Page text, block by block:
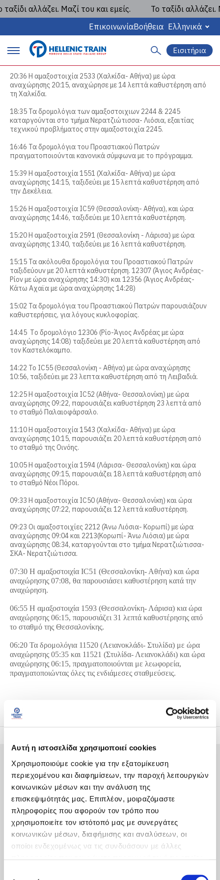
Αυτή η ιστοσελίδα χρησιμοποιεί cookies
Χρησιμοποιούμε cookie για την εξατομίκευση
περιεχομένου και διαφημίσεων, την παροχή λειτουργιών
κοινωνικών μέσων και την ανάλυση της
επισκεψιμότητάς μας. Επιπλέον, μοιραζόμαστε
πληροφορίες που αφορούν τον τρόπο που
χρησιμοποιείτε τον ιστότοπό μας με συνεργάτες
κοινωνικών μέσων, διαφήμισης και αναλύσεων, οι
οποίοι ενδεχομένως να τις συνδυάσουν με άλλες
αλλάζει. Μαζί του και εμείς.
Το ταξίδι αλλάζει.
ΕπικοινωνίαΒοήθεια Ελληνικά
P
r
m
r
y
a
i
n
m
e
n
u
Α
ν
α
ζ
η
σ
η
Εισιτήρια
Κατάσταση Κυκλοφορίας
22/2/2023 - ΚΑΘΥΣΤΕΡΗΣΕΙΣ /
ΤΡΟΠΟΠΟΙΗΣΕΙΣ ΔΡΟΜΟΛΟΓΙΩΝ -
ΣΥΝΕΧΗΣ ΕΝΗΜΕΡΩΣΗ
20:36 Η αμαξοστοιχία 2533 (Χαλκίδα- Αθήνα) με ώρα
αναχώρησης 20:15, αναχώρησε με 14 λεπτά καθυστέρηση από
τη Χαλκίδα.
18:35 Τα δρομολόγια των αμαξοστοιχιων 2244 & 2245
καταργούνται στο τμήμα Νερατζιώτισσα- Λιόσια, εξαιτίας
τεχνικού προβλήματος στην αμαξοστοιχία 2245.
16:46 Τα δρομολόγια του Προαστιακού Πατρών
πραγματοποιούνται κανονικά σύμφωνα με το πρόγραμμα.
15:39 Η αμαξοστοιχία 1551 (Χαλκίδα- Αθήνα) με ώρα
αναχώρησης 14:15, ταξιδεύει με 15 λεπτά καθυστέρηση από
την Δεκέλεια.
15:26 Η αμαξοστοιχία IC59 (Θεσσαλονίκη- Αθήνα), και ώρα
αναχώρησης 14:46, ταξιδεύει με 10 λεπτά καθυστέρηση.
15:20 Η αμαξοστοιχία 2591 (Θεσσαλονίκη - Λάρισα) με ώρα
αναχώρησης 13:40, ταξιδεύει με 16 λεπτά καθυστέρηση.
15:15 Τα ακόλουθα δρομολόγια του Προαστιακού Πατρών
ταξιδεύουν με 20 λεπτά καθυστέρηση. 12307 (Άγιος Ανδρέας-
Ρίον με ώρα αναχώρησης 14:30) και 12356 (Άγιος Ανδρέας-
Κάτω Αχαϊα με ώρα αναχώρησης 14:28)
15:02 Τα δρομολόγια του Προαστιακού Πατρών παρουσιάζουν
καθυστερήσεις, για λόγους κυκλοφορίας.
14:45 Τo δρομολόγιo 12306 (Ρίο-Άγιος Ανδρέας με ώρα
αναχώρησης 14:08) ταξιδεύει με 20 λεπτά καθυστέρηση από
τον Καστελόκαμπο.
14:22 To IC55 (Θεσσαλονίκη - Αθήνα) με ώρα αναχώρησης
10:56, ταξιδεύει με 23 λεπτα καθυστέρηση από τη Λειβαδιά.
12:25 Η αμαξοστοιχία IC52 (Αθήνα- Θεσσαλονίκη) με ώρα
αναχώρησης 09:22, παρουσιάζει καθυστέρηση 23 λεπτά από
το σταθμό Παλαιοφάρσαλο.
11:10 Η αμαξοστοιχία 1543 (Χαλκίδα- Αθήνα) με ώρα
αναχώρησης 10:15, παρουσιάζει 20 λεπτά καθυστέρηση από
το σταθμό της Οινόης.
10:05 Η αμαξοστοιχία 1594 (Λάρισα- Θεσσαλονίκη) και ώρα
αναχώρησης 09:15, παρουσιάζει 18 λεπτά καθυστέρηση από
το σταθμό Νέοι Πόροι.
09:33 Η αμαξοστοιχία IC50 (Αθήνα- Θεσσαλονίκη) και ώρα
αναχώρησης 07:22, παρουσιάζει 12 λεπτά καθυστέρηση.
09:23 Οι αμαξοστοιχίες 2212 (Άνω Λιόσια- Κορωπί) με ώρα
αναχώρησης 09:04 και 2213(Κορωπί- Άνω Λιόσια) με ώρα
αναχώρησης 08:34, καταργούνται στο τμήμα Νερατζιώτισσα-
ΣΚΑ- Νερατζιώτισσα.
07:30 Η αμαξοστοιχία IC51 (Θεσσαλονίκη- Αθήνα) και ώρα
αναχώρησης 07:08, θα παρουσιάσει καθυστέρηση κατά την
αναχώρηση.
06:55 Η αμαξοστοιχία 1593 (Θεσσαλονίκη- Λάρισα) κια ώρα
αναχώρησης 06:15, παρουσιάζει 31 λεπτά καθυστέρησης από
το σταθμό της Θεσσαλονίκης.
06:20 Τα δρομολόγια 11520 (Λειανοκλάδι- Στυλίδα) με ώρα
αναχώρησης 05:35 και 11521 (Στυλίδα- Λειανοκλάδι) και ώρα
αναχώρησης 06:15, πραγματοποιούνται με λεωφορεία,
πραγματοποιώντας όλες τις ενδιάμεσες σταθμεύσεις.
Χρήσιμα links
Κάρτες
Μεταφορά Αποσκευών
Συχνές Ερωτήσεις
Ακύρωση & Αλλαγή Εισιτηρίου